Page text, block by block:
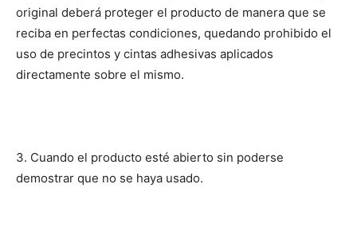
original deberá proteger el producto de manera que se
reciba en perfectas condiciones, quedando prohibido el
uso de precintos y cintas adhesivas aplicados
directamente sobre el mismo.
3. Cuando el producto esté abierto sin poderse
demostrar que no se haya usado.